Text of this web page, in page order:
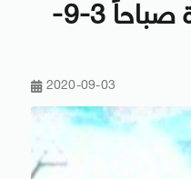
نشرة أخبار العاشرة صباحاً 3-9-
2020-09-03